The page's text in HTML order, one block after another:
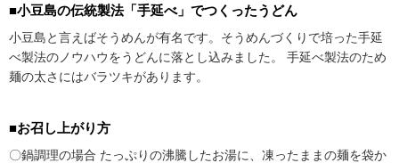
■小豆島の伝統製法「手延べ」でつくったうどん
小豆島と言えばそうめんが有名です。そうめんづくりで培った手延
べ製法のノウハウをうどんに落とし込みました。 手延べ製法のため
麺の太さにはバラツキがあります。
■お召し上がり方
〇鍋調理の場合 たっぷりの沸騰したお湯に、凍ったままの麺を袋か